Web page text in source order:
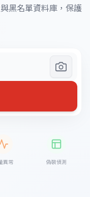
黑名單資料庫，保護
異常 偽裝偵測